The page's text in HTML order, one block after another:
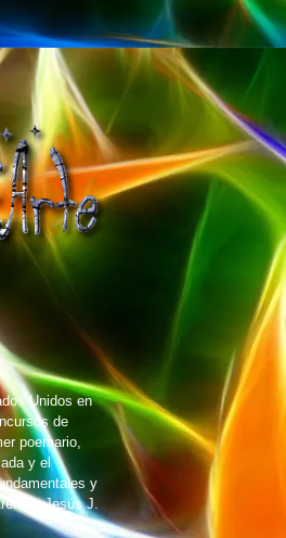
Unidos en
de
poemario,
y el
y
Jesús J.